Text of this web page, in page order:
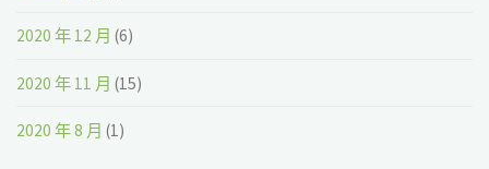
2020 年 12 月 (6)
2020 年 11 月 (15)
2020 年 8 月 (1)